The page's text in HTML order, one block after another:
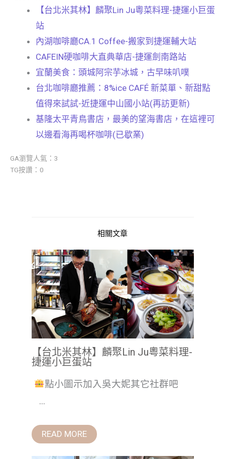
【台北米其林】麟聚Lin Ju粵菜料理-捷運小巨蛋
站
內湖咖啡廳CA.1 Coffee-搬家到捷運輔大站
CAFEIN硬咖啡大直典華店-捷運劍南路站
宜蘭美食：頭城阿宗芋冰城，古早味叭噗
台北咖啡廳推薦：8%ice CAFÉ 新菜單、新甜點
值得來試試-近捷運中山國小站(再訪更新)
基隆太平青鳥書店，最美的望海書店，在這裡可
以邊看海再喝杯咖啡(已歇業)
GA瀏覽人氣：3
TG按讚：0
相關文章
【台北米其林】麟聚Lin Ju粵菜料理-
捷運小巨蛋站
點小圖示加入吳大妮其它社群吧
...
READ MORE